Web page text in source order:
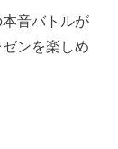
音バトルが
ンを楽しめ